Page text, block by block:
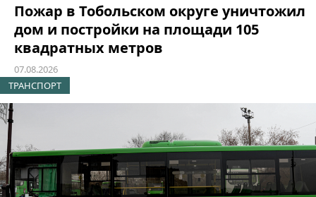
Пожар в Тобольском округе уничтожил
дом и постройки на площади 105
квадратных метров
07.08.2026
ТРАНСПОРТ